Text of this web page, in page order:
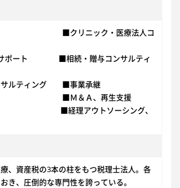
問 ■クリニック・医療法人コ
サポート ■相続・贈与コンサルティ
サルティング ■事業承継
■Ｍ＆Ａ、再生支援
理アウトソーシング、
、資産税の3本の柱をもつ税理士法人。各
き、圧倒的な専門性を誇っている。